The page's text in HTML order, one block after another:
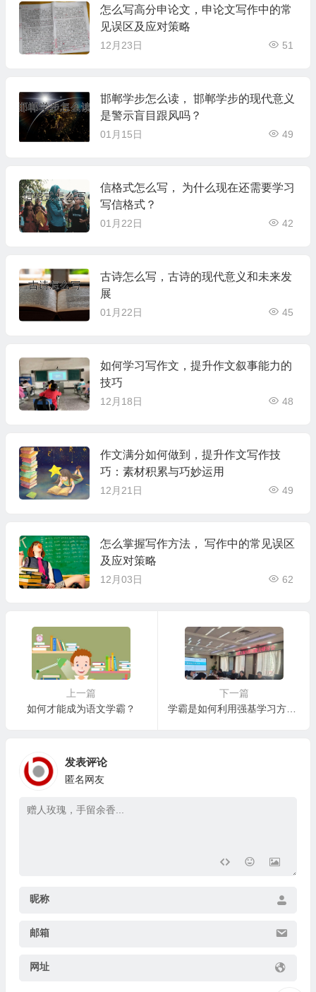
怎么写高分申论文，申论文写作中的常
见误区及应对策略
12月23日 51
邯郸学步怎么读， 邯郸学步的现代意义
是警示盲目跟风吗？
01月15日 49
信格式怎么写， 为什么现在还需要学习
写信格式？
01月22日 42
古诗怎么写，古诗的现代意义和未来发
展
01月22日 45
如何学习写作文，提升作文叙事能力的
技巧
12月18日 48
作文满分如何做到，提升作文写作技
巧：素材积累与巧妙运用
12月21日 49
怎么掌握写作方法， 写作中的常见误区
及应对策略
12月03日 62
上一篇
如何才能成为语文学霸？
下一篇
学霸是如何利用强基学习方法提升成绩的？揭秘高效学习秘诀！
发表评论
匿名网友
昵称
邮箱
网址